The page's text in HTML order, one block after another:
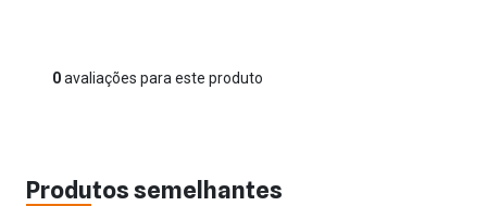
0avaliações para este produto
Produtos semelhantes